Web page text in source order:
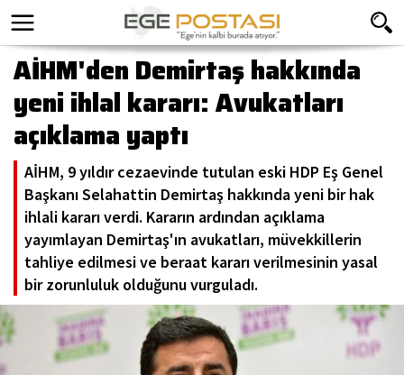
AİHM'den Demirtaş hakkında
yeni ihlal kararı: Avukatları
açıklama yaptı
AİHM, 9 yıldır cezaevinde tutulan eski HDP Eş Genel
Başkanı Selahattin Demirtaş hakkında yeni bir hak
ihlali kararı verdi. Kararın ardından açıklama
yayımlayan Demirtaş'ın avukatları, müvekkillerin
tahliye edilmesi ve beraat kararı verilmesinin yasal
bir zorunluluk olduğunu vurguladı.